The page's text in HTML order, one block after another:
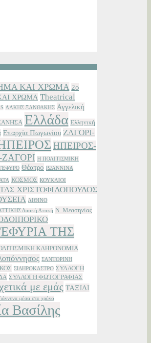
ΚΑΙ ΧΡΩΜΑ 2ο
ΧΡΩΜΑ Theatrical
ΑΛΚΗΣ ΞΑΝΘΑΚΗΣ Αγγελική
Ελλάδα Ελληνική
Επαρχία Πωγωνίου ΖΑΓΟΡΙ-
ΗΠΕΙΡΟΣ-
Η ΠΟΛΙΤΙΣΜΙΚΗ
Θέατρο ΙΩΑΝΝΙΝΑ
ΚΟΣΜΟΣ ΚΟΥΚΛΙΟΙ
ΧΡΙΣΤΟΦΙΛΟΠΟΥΛΟΣ
ΛΙΘΙΝΟ
Δυτική Αττική Ν. Μεσσηνίας
ΤΗΣ
ΚΛΗΡΟΝΟΜΙΑ
ΣΑΝΤΟΡΙΝΗ
ΣΙΔΗΡΟΚΑΣΤΡΟ ΣΥΛΛΟΓΗ
ΣΥΛΛΟΓΗ ΦΩΤΟΓΡΑΦΙΑΣ
με εμάς ΤΑΞΙΔΙ
μέσα στο χρόνο
Βασίλης